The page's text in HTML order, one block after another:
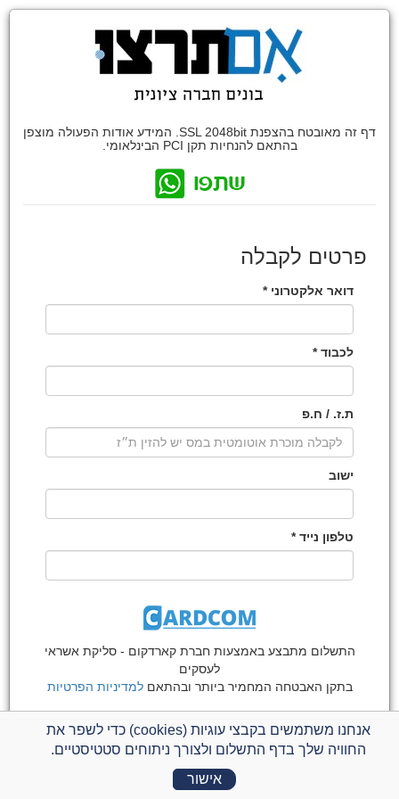
דף זה מאובטח בהצפנת SSL 2048bit. המידע אודות הפעולה מוצפן
בהתאם להנחיות תקן PCI הבינלאומי.
פרטי תרומה
לשמירה על אדמות ישראל
פרטים לקבלה
דואר אלקטרוני *
לכבוד *
ת.ז. / ח.פ
ישוב
טלפון נייד *
התשלום מתבצע באמצעות חברת קארדקום -סליקת אשראי
לעסקים
בתקן האבטחה המחמיר ביותר ובהתאםלמדיניות הפרטיות
אנחנו משתמשים בקבצי עוגיות (cookies) כדי לשפר את
החוויה שלך בדף התשלום ולצורך ניתוחים סטטיסטיים.